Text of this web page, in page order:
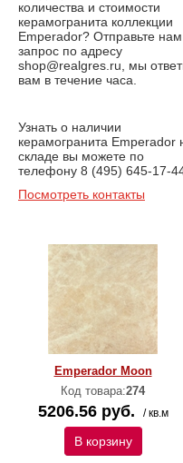
количества и стоимости
керамогранита коллекции
Emperador? Отправьте нам
запрос по адресу
shop@realgres.ru, мы
вам в течение часа.
Узнать о наличии
керамогранита Emperador
складе вы можете по
телефону 8 (495) 645-17-
Посмотреть контакты
Emperador Moon
Код товара:274
5206.56 руб. / кв.м
В корзину